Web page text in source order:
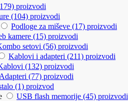
proizvodi
(104) proizvodi
Podloge za miševe (17) proizvodi
kamere (15) proizvodi
setovi (56) proizvodi
Kablovi i adapteri (211) proizvodi
(132) proizvodi
Adapteri (77) proizvodi
(1) proizvod
USB flash memorije (45) proizvodi